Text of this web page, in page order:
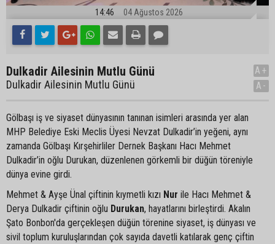
14:46 04 Ağustos 2026
Dulkadir Ailesinin Mutlu Günü
Dulkadir Ailesinin Mutlu Günü
A+
A-
Gölbaşı iş ve siyaset dünyasının tanınan isimleri arasında yer alan
MHP Belediye Eski Meclis Üyesi Nevzat Dulkadir’in yeğeni, aynı
zamanda Gölbaşı Kırşehirliler Dernek Başkanı Hacı Mehmet
Dulkadir’in oğlu Durukan, düzenlenen görkemli bir düğün töreniyle
dünya evine girdi.
Mehmet & Ayşe Ünal çiftinin kıymetli kızı Nur ile Hacı Mehmet &
Derya Dulkadir çiftinin oğlu Durukan, hayatlarını birleştirdi. Akalın
Şato Bonbon'da gerçekleşen düğün törenine siyaset, iş dünyası ve
sivil toplum kuruluşlarından çok sayıda davetli katılarak genç çiftin